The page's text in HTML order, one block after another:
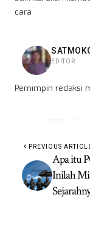
cara
EDITOR
Pemimpin redaksi
PREVIOUS
Apa itu
Inilah